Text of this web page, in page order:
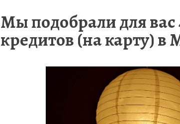
Мы подобрали для вас
кредитов (на карту) в